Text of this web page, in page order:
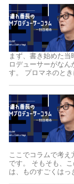
まず、書き始めた
ロデューサーがな
す。 プロマネのと
ここでコラムで考
です。 そもそも、
は、ものすごくはっ